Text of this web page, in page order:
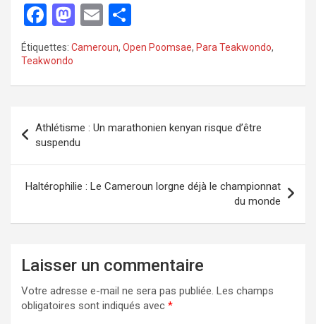
F
a
ce
b
o
k
M
a
st
o
o
n
E
ail
ar
ta
g
Étiquettes: Cameroun, Open Poomsae, Para Teakwondo,
Teakwondo
Athlétisme : Un marathonien kenyan risque d’être
suspendu
Haltérophilie : Le Cameroun lorgne déjà le championnat
du monde
Laisser un commentaire
Votre adresse e-mail ne sera pas publiée. Les champs
obligatoires sont indiqués avec *